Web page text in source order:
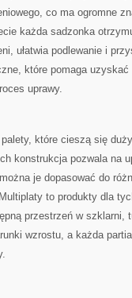
co ma ogromne
każda sadzonka
ułatwia podlewanie i
które pomaga
uprawy.
które cieszą się
konstrukcja pozwala na
je dopasować do
to produkty dla
przestrzeń w szklarni,
wzrostu, a każda